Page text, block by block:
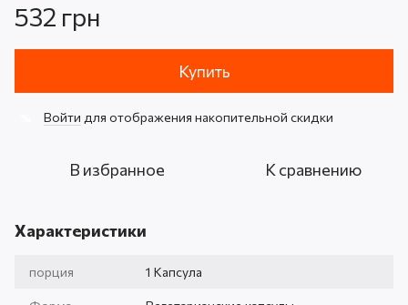
532 грн
Купить
Войти для отображения накопительной скидки
В избранное К сравнению
Характеристики
порция 1 Капсула